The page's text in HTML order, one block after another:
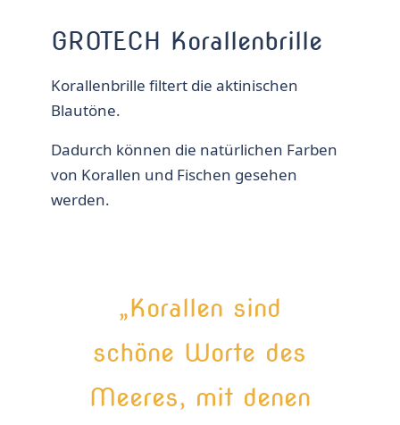
GROTECH Korallenbrille
Korallenbrille filtert die aktinischen
Blautöne.
Dadurch können die natürlichen Farben
von Korallen und Fischen gesehen
werden.
„Korallen sind
schöne Worte des
Meeres, mit denen